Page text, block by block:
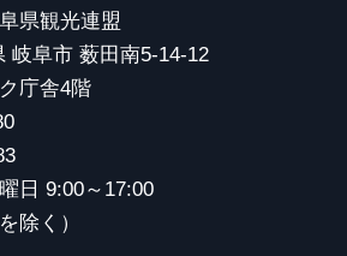
県観光連盟
岐阜市 薮田南5-14-12
庁舎4階
日 9:00～17:00
除く）